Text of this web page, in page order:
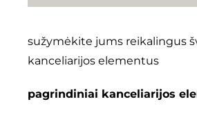
sužymėkite jums reikalingus
kanceliarijos elementus
pagrindiniai kanceliarijos